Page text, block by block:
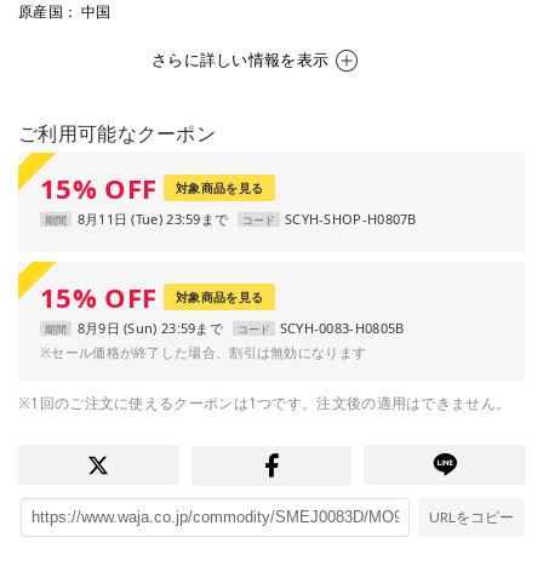
原産国 ： 中国
さらに詳しい情報を表示
ご利用可能なクーポン
15% OFF 対象商品を見る
期間 8月11日 (Tue) 23:59まで コード SCYH-SHOP-H0807B
15% OFF 対象商品を見る
期間 8月9日 (Sun) 23:59まで コード
SCYH-0083-H0805B
※セール価格が終了した場合、割引は無効になります
※1回のご注文に使えるクーポンは1つです。注文後の適用はできません。
URLをコピー